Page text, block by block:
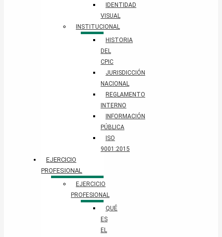
IDENTIDAD
VISUAL
INSTITUCIONAL
HISTORIA
DEL
CPIC
JURISDICCIÓN
NACIONAL
REGLAMENTO
INTERNO
INFORMACIÓN
PÚBLICA
ISO
9001:2015
EJERCICIO
PROFESIONAL
EJERCICIO
PROFESIONAL
QUÉ
ES
EL